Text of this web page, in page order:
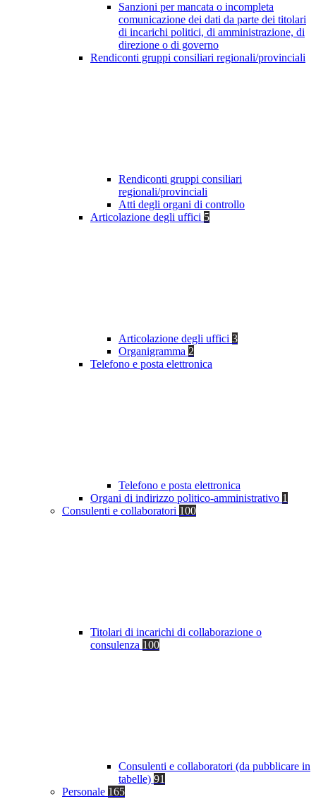
Sanzioni per mancata o incompleta
comunicazione dei dati da parte dei titolari
di incarichi politici, di amministrazione, di
direzione o di governo
Rendiconti gruppi consiliari regionali/provinciali
Rendiconti gruppi consiliari
regionali/provinciali
Atti degli organi di controllo
Articolazione degli uffici 5
Articolazione degli uffici 3
Organigramma 2
Telefono e posta elettronica
Telefono e posta elettronica
Organi di indirizzo politico-amministrativo 1
Consulenti e collaboratori 100
Titolari di incarichi di collaborazione o
consulenza 100
Consulenti e collaboratori (da pubblicare in
tabelle) 91
Personale 165